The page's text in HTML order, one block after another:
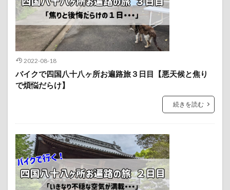
2022-08-18
バイクで四国八十八ヶ所お遍路旅３日目【悪天候と焦り
で煩悩だらけ】
続きを読む